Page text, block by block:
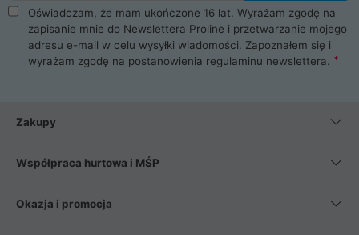
takie jak procesory, karty graficzne, płyty główne, pamięci,
dyski SSD, M.2 oraz HDD. Nasi pracownicy pomogą Ci wybrać
najlepszy zasilacz komputerowy oraz obudowę do komputera.
Poza komputerami mamy również najlepsze na rynku
Smartfony takich producentów jak Xiaomi, Apple, Samsung i
wentylatory. Na koniec mając już to wszystko, możesz
Oświadczam, że mam ukończone 16 lat. Wyrażam zgodę na
zapisanie mnie do Newslettera Proline i przetwarzanie mojego
adresu e-mail w celu wysyłki wiadomości. Zapoznałem się i
wyrażam zgodę na postanowienia regulaminu newslettera.
Zakupy
Współpraca hurtowa i MŚP
Okazja i promocja